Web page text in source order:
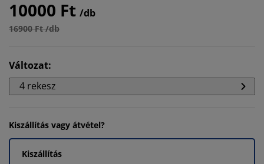
10000 Ft /db
16900 Ft /db
Változat:
4 rekesz
Kiszállítás vagy átvétel?
Kiszállítás